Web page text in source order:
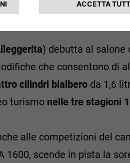
) debutta al salone
che consentono di
cilindri bialbero da 1,6
turismo nelle tre stagioni
alle competizioni del
1600, scende in pista la